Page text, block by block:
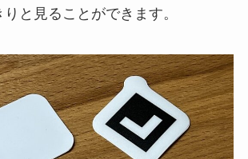
と見ることができます。